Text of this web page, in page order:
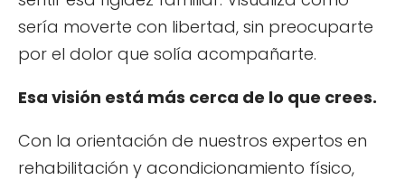
sería moverte con libertad, sin preocuparte
por el dolor que solía acompañarte.
Esa visión está más cerca de lo que crees.
Con la orientación de nuestros expertos en
rehabilitación y acondicionamiento físico,